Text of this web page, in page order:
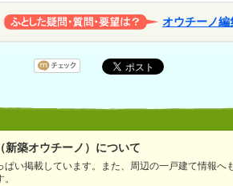
オウチーノ編
築オウチーノ）について
い掲載しています。また、周辺の一戸建て情報